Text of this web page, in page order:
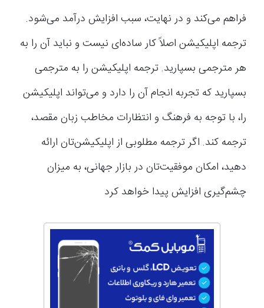
فراهم می‌کند و در نهایت، سبب افزایش درآمد می‌شود.
ترجمه اپلیکیشن اصلاً کار ساده‌ای نیست و نباید آن را به
هر مترجمی بسپارید. ترجمه اپلیکیشن را به مترجمی
بسپارید که تجربه انجام آن را دارد و می‌تواند اپلیکیشن
را، با توجه به فرهنگ و انتظارات مخاطب زبان مقصد،
ترجمه کند. اگر ترجمه مطلوبی از اپلیکیشن‌تان ارائه
دهید، امکان موفقیت‌تان در بازار جهانی، به میزان
چشم‌گیری افزایش پیدا خواهد کرد